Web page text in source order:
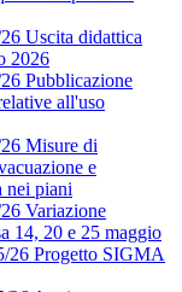
Uscita didattica
2026
Pubblicazione
all'uso
Misure di
e
nei piani
Variazione
14, 20 e 25 maggio
26 Progetto SIGMA